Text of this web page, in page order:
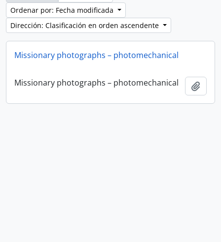
Ordenar por: Fecha modificada
Dirección: Clasificación en orden ascendente
Missionary photographs – photomechanical
Missionary photographs – photomechanical